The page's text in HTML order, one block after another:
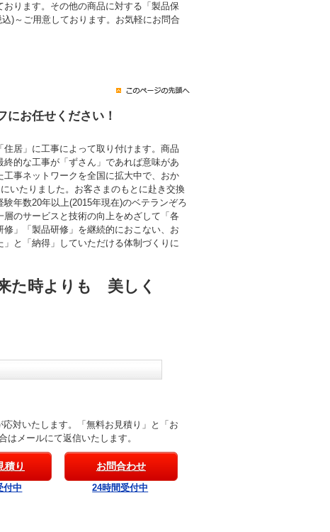
ります。その他の商品に対する「製品保
)～ご用意しております。お気軽にお問合
お任せください！
居」に工事によって取り付けます。商品
的な工事が「ずさん」であれば意味があ
工事ネットワークを全国に拡大中で、おか
いたりました。お客さまのもとに赴き交換
年数20年以上(2015年現在)のベテランぞろ
のサービスと技術の向上をめざして「各
」「製品研修」を継続的におこない、お
と「納得」していただける体制づくりに
た時よりも 美しく
対いたします。「無料お見積り」と「お
はメールにて返信いたします。
積り
付中
お問合わせ
24時間受付中